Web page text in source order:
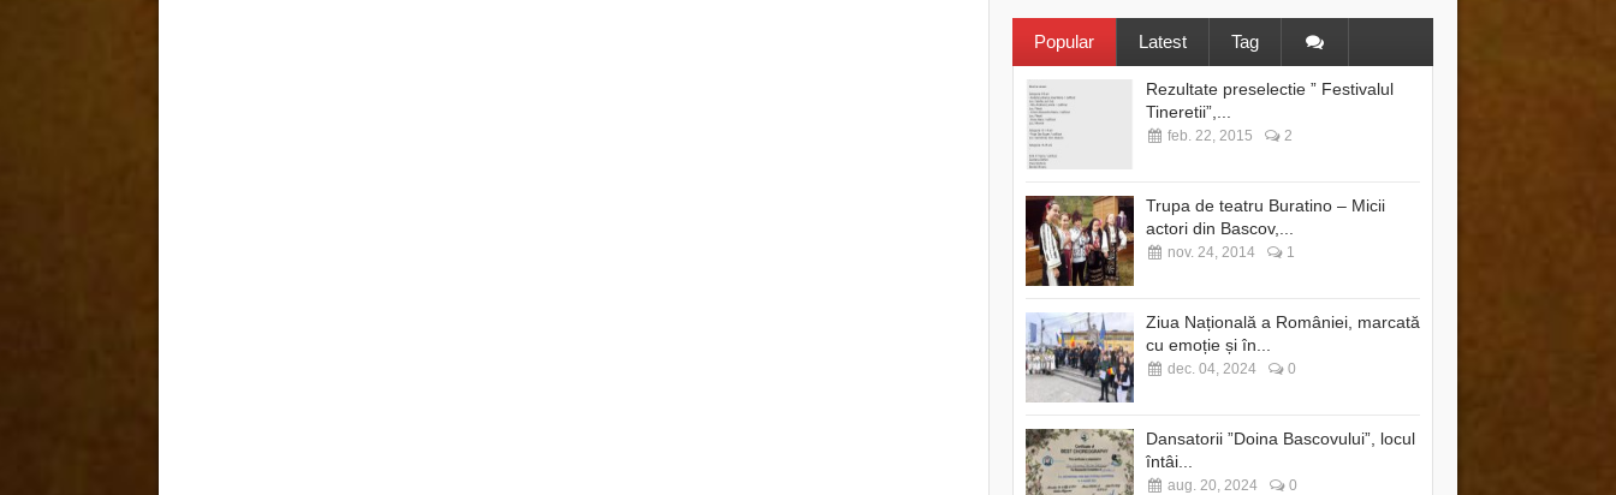
Popular Latest Tag
Rezultate preselectie ” Festivalul
Tineretii”,...
feb. 22, 2015 2
Trupa de teatru Buratino – Micii
actori din Bascov,...
nov. 24, 2014 1
Ziua Națională a României, marcată
cu emoție și în...
dec. 04, 2024 0
Dansatorii ”Doina Bascovului”, locul
întâi...
aug. 20, 2024 0